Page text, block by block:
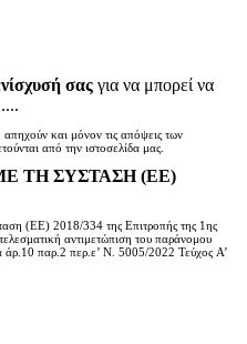
σας για να μπορεί να
και μόνον τις απόψεις των
από την ιστοσελίδα μας.
ΤΗ ΣΥΣΤΑΣΗ (ΕΕ)
(ΕΕ) 2018/334 της Επιτροπής της 1ης
αντιμετώπιση του παράνομου
άρ.10 παρ.2 περ.ε’ Ν. 5005/2022 Τεύχος A’